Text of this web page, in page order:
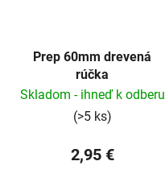
Prep 60mm drevená
rúčka
Skladom - ihneď k odberu
(>5 ks)
2,95 €